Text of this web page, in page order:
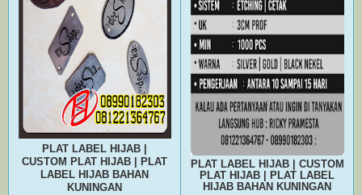
PLAT LABEL HIJAB |
CUSTOM PLAT HIJAB | PLAT
LABEL HIJAB BAHAN
KUNINGAN
PLAT LABEL HIJAB | CUSTOM
PLAT HIJAB | PLAT LABEL
HIJAB BAHAN KUNINGAN